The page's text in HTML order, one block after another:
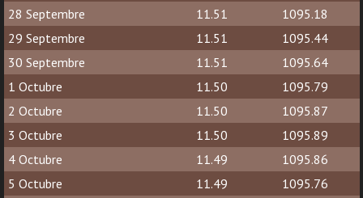
28 Septembre
11.51
1095.18
29 Septembre
11.51
1095.44
30 Septembre
11.51
1095.64
1 Octubre
11.50
1095.79
2 Octubre
11.50
1095.87
3 Octubre
11.50
1095.89
4 Octubre
11.49
1095.86
5 Octubre
11.49
1095.76